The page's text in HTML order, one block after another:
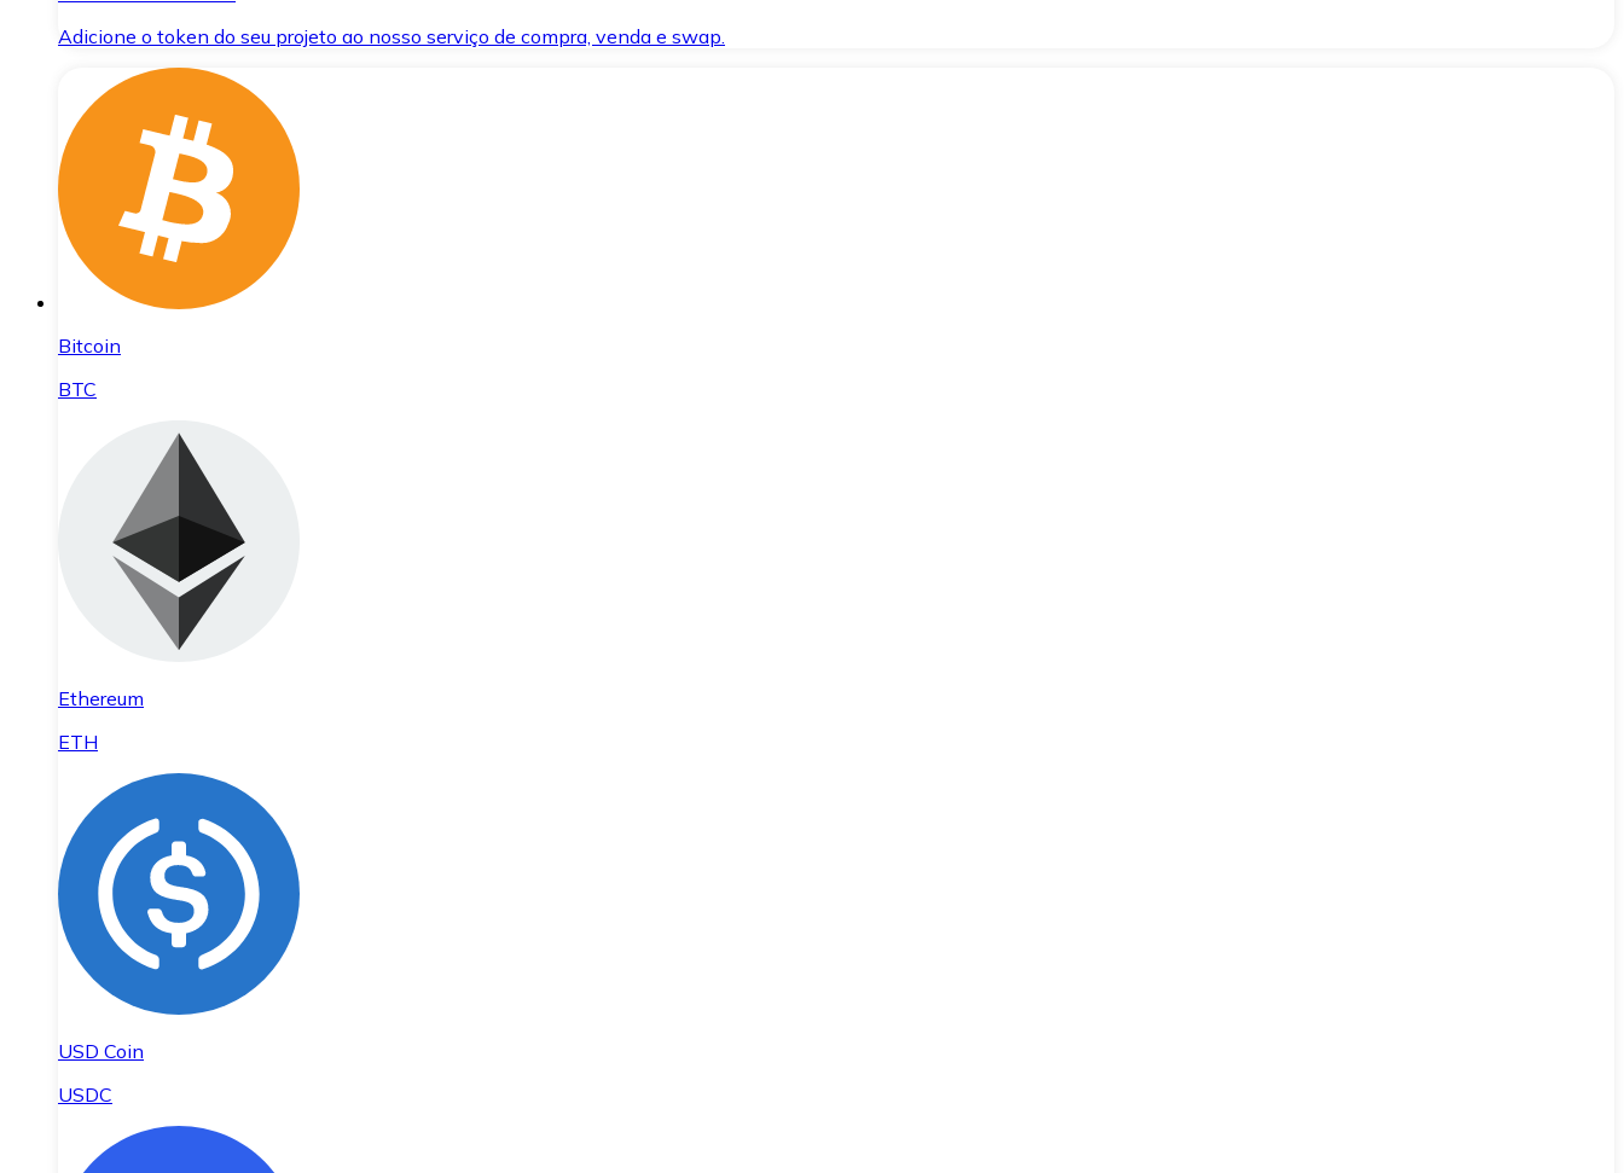
Adicione o token do seu projeto ao nosso serviço de compra, venda e swap.
Bitcoin
BTC
Ethereum
ETH
USD Coin
USDC